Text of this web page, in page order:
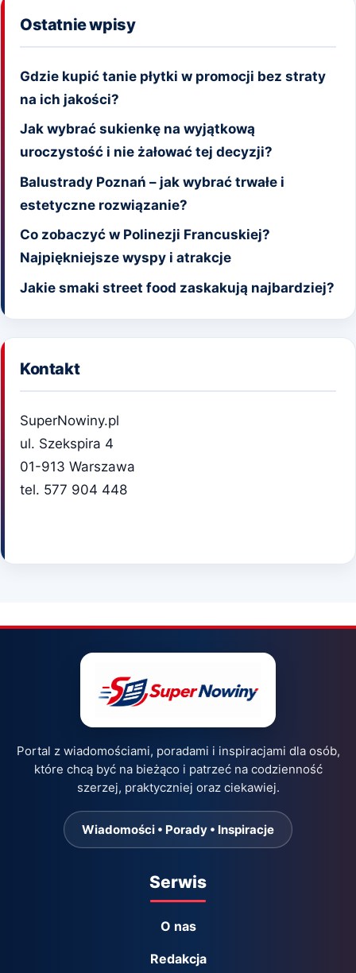
Ostatnie wpisy
Gdzie kupić tanie płytki w promocji bez straty
na ich jakości?
Jak wybrać sukienkę na wyjątkową
uroczystość i nie żałować tej decyzji?
Balustrady Poznań – jak wybrać trwałe i
estetyczne rozwiązanie?
Co zobaczyć w Polinezji Francuskiej?
Najpiękniejsze wyspy i atrakcje
Jakie smaki street food zaskakują najbardziej?
Kontakt
SuperNowiny.pl
ul. Szekspira 4
01-913 Warszawa
tel. 577 904 448
Portal z wiadomościami, poradami i inspiracjami dla osób,
które chcą być na bieżąco i patrzeć na codzienność
szerzej, praktyczniej oraz ciekawiej.
Wiadomości • Porady • Inspiracje
Serwis
O nas
Redakcja